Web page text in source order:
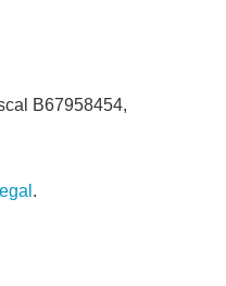
B67958454,
.